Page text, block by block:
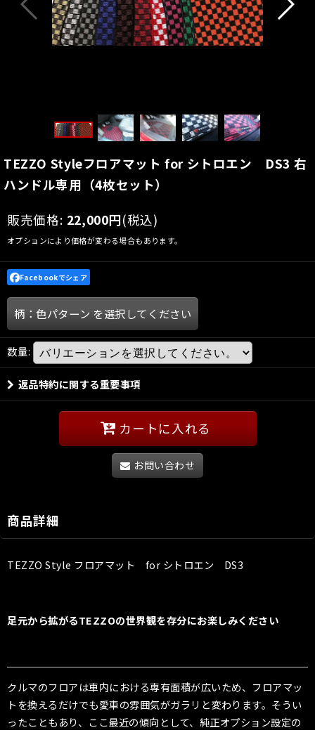
TEZZO Styleフロアマット for シトロエン DS3 右
ハンドル専用（4枚セット）
販売価格: 22,000円(税込)
オプションにより価格が変わる場合もあります。
Facebookでシェア
柄：色パターン を選択してください
数量:
返品特約に関する重要事項
カートに入れる
お問い合わせ
商品詳細
TEZZO Style フロアマット for シトロエン DS3
足元から拡がるTEZZOの世界観を存分にお楽しみください
クルマのフロアは車内における専有面積が広いため、フロアマッ
トを換えるだけでも愛車の雰囲気がガラリと変わります。そうい
ったこともあり、ここ最近の傾向として、純正オプション設定の